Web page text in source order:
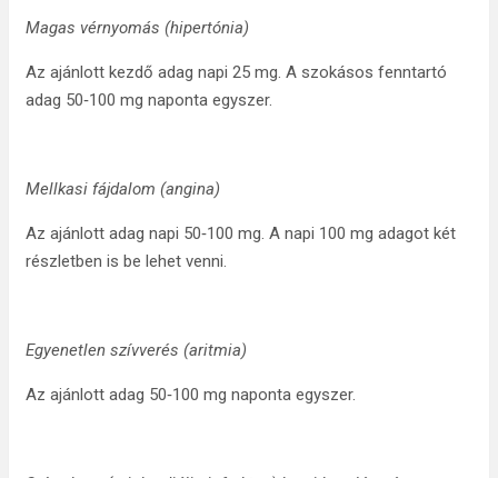
Magas vérnyomás (hipertónia)
Az ajánlott kezdő adag napi 25 mg. A szokásos fenntartó
adag 50‑100 mg naponta egyszer.
Mellkasi fájdalom (angina)
Az ajánlott adag napi 50‑100 mg. A napi 100 mg adagot két
részletben is be lehet venni.
Egyenetlen szívverés (aritmia)
Az ajánlott adag 50‑100 mg naponta egyszer.